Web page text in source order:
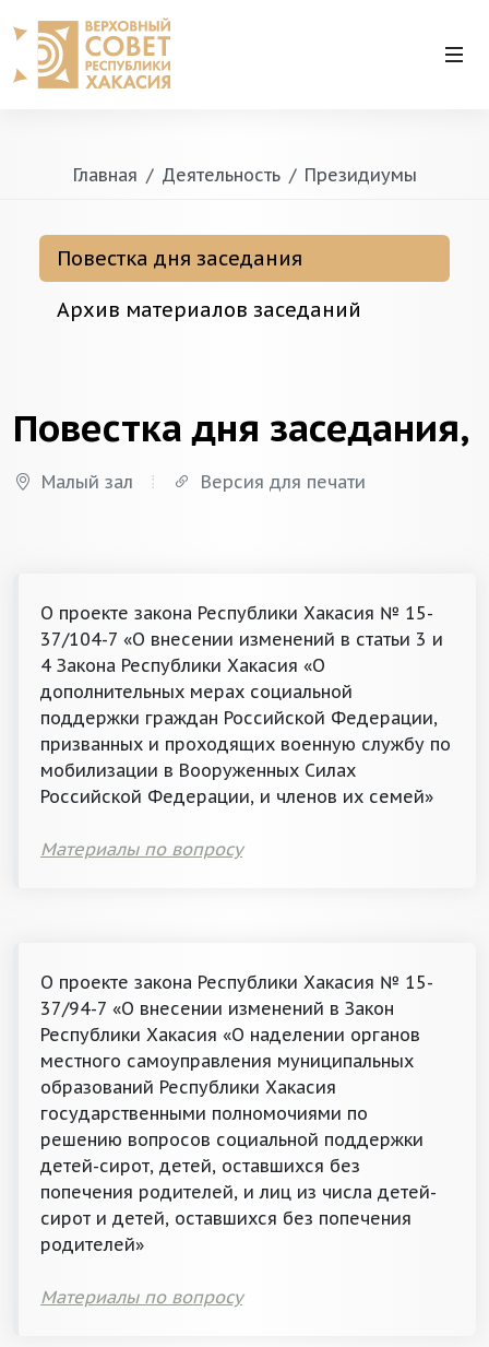
Главная Деятельность Президиумы
Повестка дня заседания
Архив материалов заседаний
Повестка дня заседания,
Малый зал Версия для печати
О проекте закона Республики Хакасия № 15-
37/104-7 «О внесении изменений в статьи 3 и
4 Закона Республики Хакасия «О
дополнительных мерах социальной
поддержки граждан Российской Федерации,
призванных и проходящих военную службу по
мобилизации в Вооруженных Силах
Российской Федерации, и членов их семей»
Материалы по вопросу
О проекте закона Республики Хакасия № 15-
37/94-7 «О внесении изменений в Закон
Республики Хакасия «О наделении органов
местного самоуправления муниципальных
образований Республики Хакасия
государственными полномочиями по
решению вопросов социальной поддержки
детей-сирот, детей, оставшихся без
попечения родителей, и лиц из числа детей-
сирот и детей, оставшихся без попечения
родителей»
Материалы по вопросу